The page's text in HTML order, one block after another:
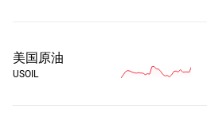
美国原油
USOIL